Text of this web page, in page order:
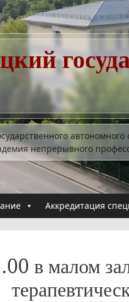
непрерывного
Аккредитация
в малом